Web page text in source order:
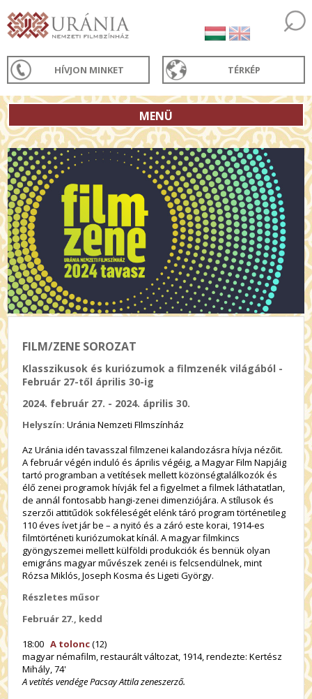
HÍVJON MINKET TÉRKÉP
MENÜ
FILM/ZENE SOROZAT
Klasszikusok és kuriózumok a filmzenék világából -
Február 27-től április 30-ig
2024. február 27. - 2024. április 30.
Helyszín:Uránia Nemzeti FIlmszínház
Az Uránia idén tavasszal filmzenei kalandozásra hívja nézőit.
A február végén induló és április végéig, a Magyar Film Napjáig
tartó programban a vetítések mellett közönségtalálkozók és
élő zenei programok hívják fel a figyelmet a filmek láthatatlan,
de annál fontosabb hangi-zenei dimenziójára. A stílusok és
szerzői attitűdök sokféleségét elénk táró program történetileg
110 éves ívet jár be – a nyitó és a záró este korai, 1914-es
filmtörténeti kuriózumokat kínál. A magyar filmkincs
gyöngyszemei mellett külföldi produkciók és bennük olyan
emigráns magyar művészek zenéi is felcsendülnek, mint
Rózsa Miklós, Joseph Kosma és Ligeti György.
Részletes műsor
Február 27., kedd
18:00A tolonc(12)
magyar némafilm, restaurált változat, 1914, rendezte: Kertész
Mihály, 74'
A vetítés vendége Pacsay Attila zeneszerző.